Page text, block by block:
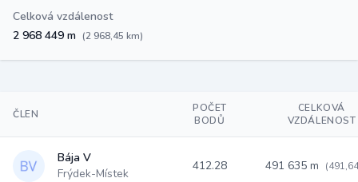
Celková vzdálenost
2 968 449 m (2 968,45 km)
ČLEN
POČET
BODŮ
CELKOVÁ
VZDÁLENOST
Bája V
Frýdek-Místek
412.28 491 635 m